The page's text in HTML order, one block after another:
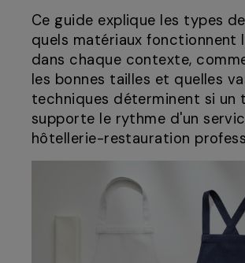
Ce guide explique les types
quels matériaux fonctionnent
dans chaque contexte,
les bonnes tailles et quelles
techniques déterminent si un
supporte le rythme d'un
hôtellerie-restauration